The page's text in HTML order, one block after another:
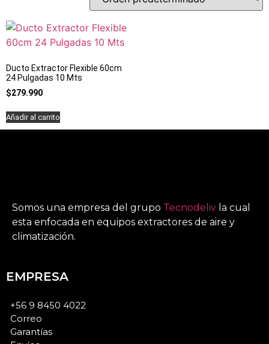
Ducto Extractor Flexible 60cm
24 Pulgadas 10 Mts
$279.990
Añadir al carrito
Somos una empresa del grupo Tecnodeliv la cual
esta enfocada en equipos extractores de aire y
climatización.
EMPRESA
+56 9 8450 4022
Correo
Garantías